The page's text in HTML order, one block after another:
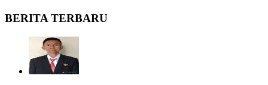
BERITA TERBARU